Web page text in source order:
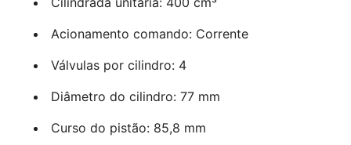
Acionamento comando: Corrente
Válvulas por cilindro: 4
Diâmetro do cilindro: 77 mm
Curso do pistão: 85,8 mm